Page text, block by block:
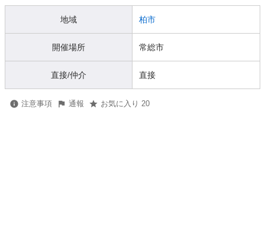
地域 柏市
開催場所 常総市
直接/仲介 直接
注意事項 通報 お気に入り 20